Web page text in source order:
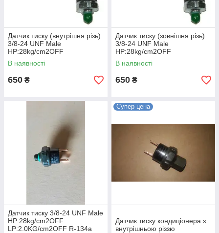
Датчик тиску (внутрішня різь)
3/8-24 UNF Male
HP:28kg/cm2OFF
MP:17kg/cm2ON
LP:2.0KG/cm2OFF R-134a
В наявності
650 ₴
Датчик тиску (зовнішня різь)
3/8-24 UNF Male
HP:28kg/cm2OFF
MP:17kg/cm2ON
LP:2.0KG/cm2OFF R-134a
В наявності
650 ₴
Датчик тиску 3/8-24 UNF Male
HP:28kg/cm2OFF
LP:2.0KG/cm2OFF R-134a
Супер цена
Датчик тиску кондиціонера з
внутрішньою різзю